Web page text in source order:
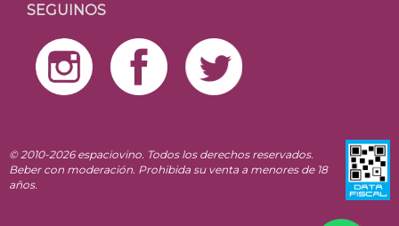
SEGUINOS
© 2010-2026 espaciovino. Todos los derechos reservados.
Beber con moderación. Prohibida su venta a menores de 18
años.